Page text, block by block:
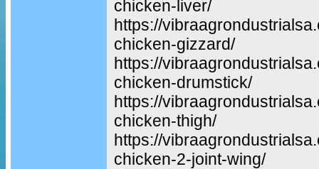
chicken-liver/
https://
chicken-gizzard/
https://
chicken-drumstick/
https://
chicken-thigh/
https://
chicken-2-joint-wing/